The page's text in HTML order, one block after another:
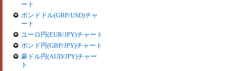
ート
ポンドドル(GBP/USD)チャ
ート
ユーロ円(EUR/JPY)チャート
ポンド円(GBP/JPY)チャート
豪ドル円(AUD/JPY)チャー
ト